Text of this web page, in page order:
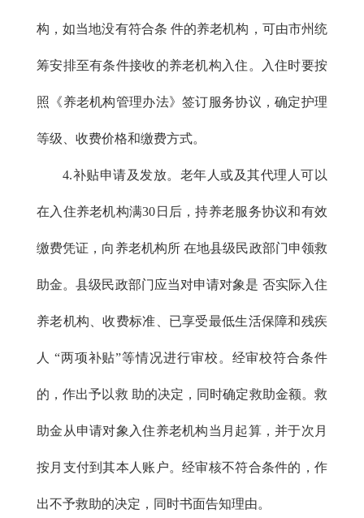
构，如当地没有符合条 件的养老机构，可由市州统
筹安排至有条件接收的养老机构入住。入住时要按
照《养老机构管理办法》签订服务协议，确定护理
等级、收费价格和缴费方式。
4.补贴申请及发放。老年人或及其代理人可以
在入住养老机构满30日后，持养老服务协议和有效
缴费凭证，向养老机构所 在地县级民政部门申领救
助金。县级民政部门应当对申请对象是 否实际入住
养老机构、收费标准、已享受最低生活保障和残疾
人 “两项补贴”等情况进行审校。经审校符合条件
的，作出予以救 助的决定，同时确定救助金额。救
助金从申请对象入住养老机构当月起算，并于次月
按月支付到其本人账户。经审核不符合条件的，作
出不予救助的决定，同时书面告知理由。